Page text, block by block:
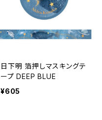
日下明 箔押しマスキングテ
ープ DEEP BLUE
¥605